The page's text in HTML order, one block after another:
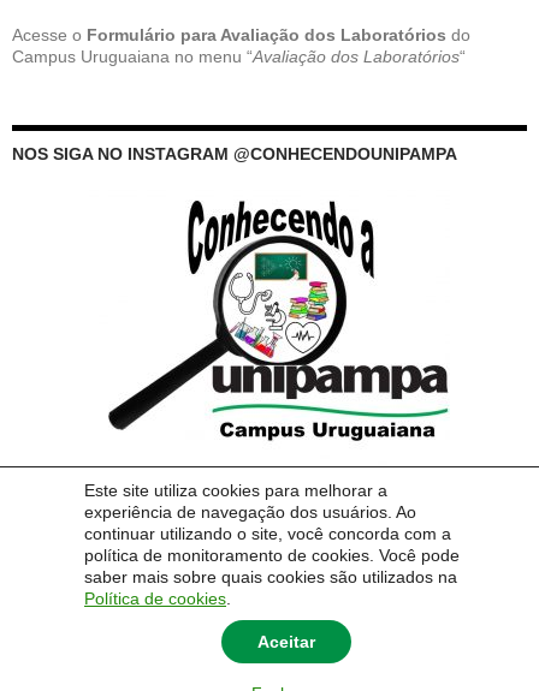
Este site utiliza cookies para melhorar a
experiência de navegação dos usuários. Ao
continuar utilizando o site, você concorda com a
política de monitoramento de cookies. Você pode
saber mais sobre quais cookies são utilizados na
Política de cookies
Aceitar
Acesse o Formulário para Avaliação dos Laboratórios do
Campus Uruguaiana no menu “Avaliação dos Laboratórios“
NOS SIGA NO INSTAGRAM @CONHECENDOUNIPAMPA
© 2014 Universidade Federal do Pampa - UNIPAMPA